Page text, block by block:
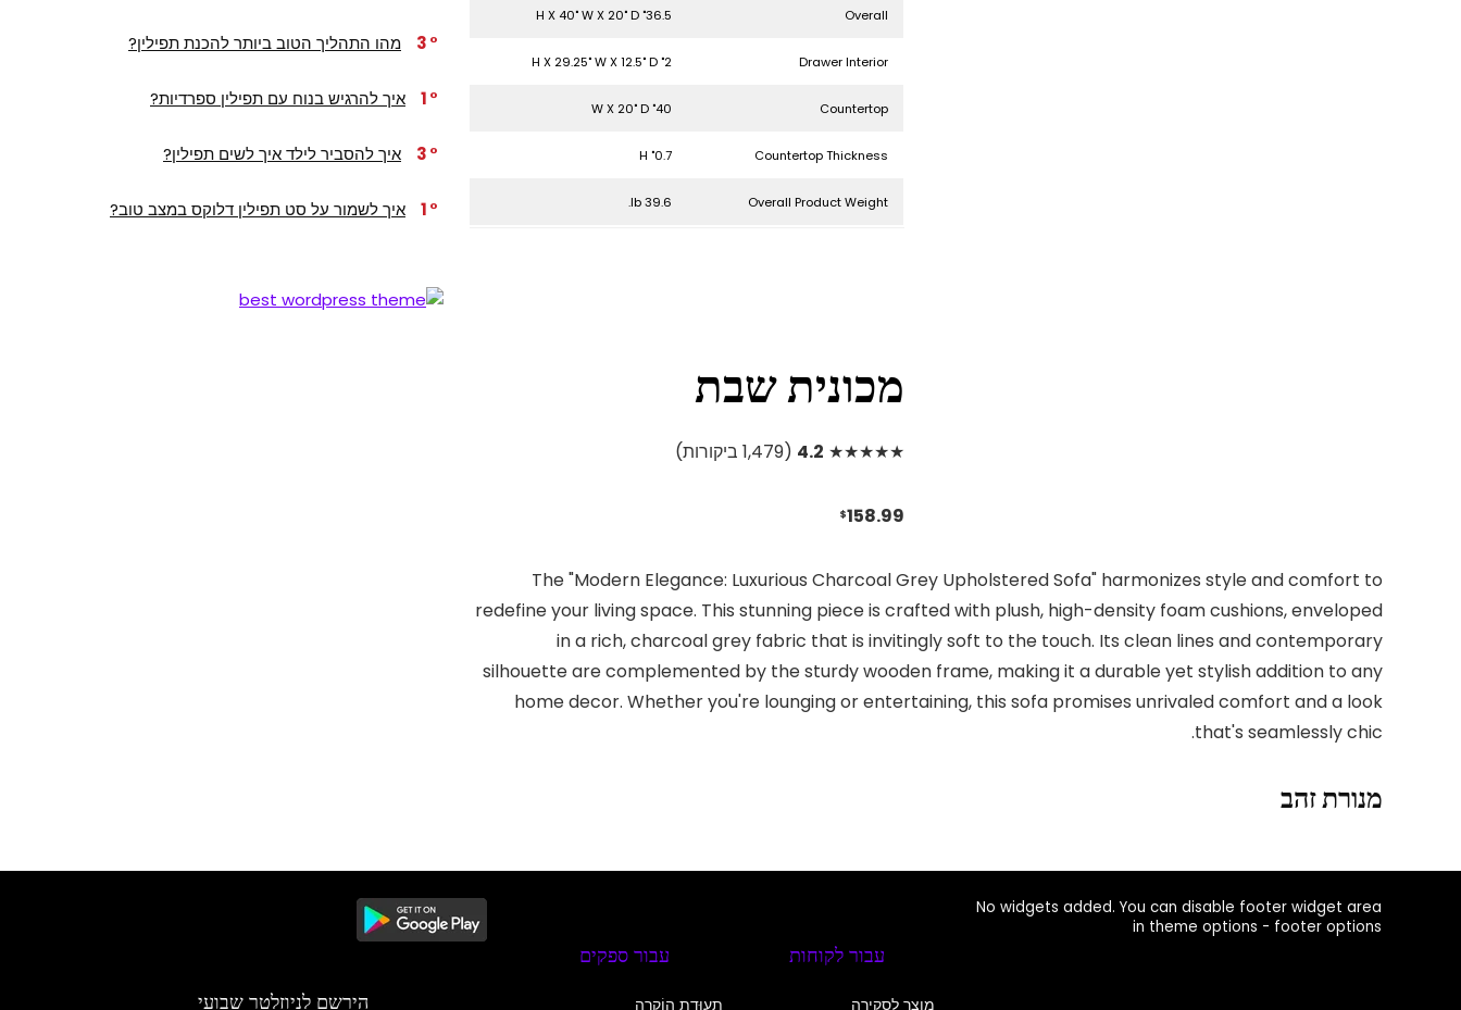
Overall
36.5" H X 40" W X 20" D
Drawer Interior
2" H X 29.25" W X 12.5" D
Countertop
40" W X 20" D
Countertop Thickness
0.7" H
Overall Product Weight
39.6 lb.
מכונית שבת
★★★★★
4.2 (1,479 ביקורות)
$158.99
The "Modern Elegance: Luxurious Charcoal Grey Upholstered Sofa" harmonizes style and comfort to
redefine your living space. This stunning piece is crafted with plush, high-density foam cushions, enveloped
in a rich, charcoal grey fabric that is invitingly soft to the touch. Its clean lines and contemporary
silhouette are complemented by the sturdy wooden frame, making it a durable yet stylish addition to any
home decor. Whether you're lounging or entertaining, this sofa promises unrivaled comfort and a look
that's seamlessly chic.
מנורת זהב
3 מהו התהליך הטוב ביותר להכנת תפילין?
1 איך להרגיש בנוח עם תפילין ספרדיות?
3 איך להסביר לילד איך לשים תפילין?
1 איך לשמור על סט תפילין דלוקס במצב טוב?
No widgets added. You can disable footer widget area
in theme options - footer options
עבור לקוחות
מוצר לסקירה
עבור ספקים
תְעוּדַת הוֹקָרָה הירשם לניוזלטר שבועי